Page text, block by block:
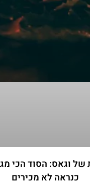
של וגאס: הסוד הכי
כנראה לא מכירים